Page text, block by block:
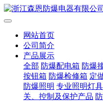
网站首页
公司简介
产品展示
全部 防爆配电箱 防爆
按钮箱 防爆检修箱 定
防爆照明 专业照明灯具
关、控制及保护产品